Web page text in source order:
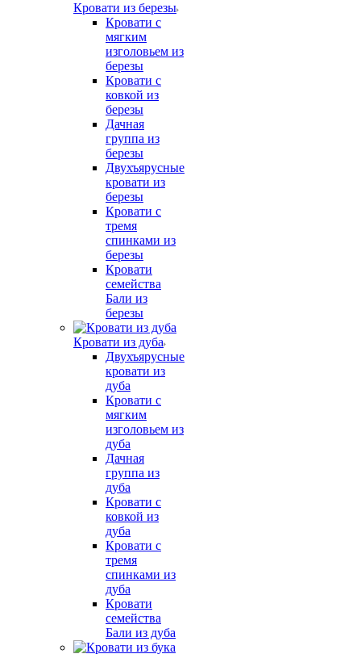
Кровати из березы
Кровати с
мягким
изголовьем из
березы
Кровати с
ковкой из
березы
Дачная
группа из
березы
Двухъярусные
кровати из
березы
Кровати с
тремя
спинками из
березы
Кровати
семейства
Бали из
березы
Кровати из дуба
Двухъярусные
кровати из
дуба
Кровати с
мягким
изголовьем из
дуба
Дачная
группа из
дуба
Кровати с
ковкой из
дуба
Кровати с
тремя
спинками из
дуба
Кровати
семейства
Бали из дуба